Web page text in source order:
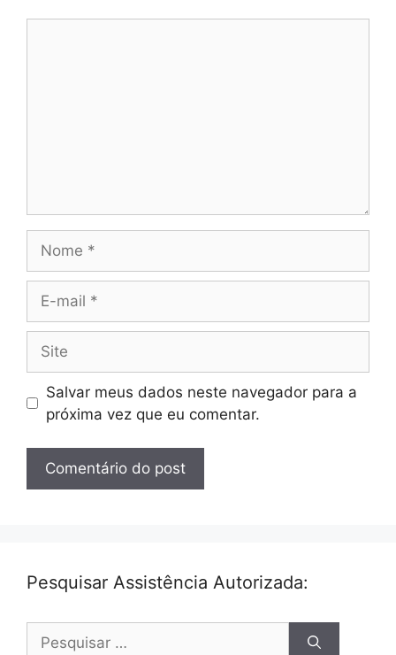
mail
Salvar meus dados neste navegador para a
próxima vez que eu comentar.
Pesquisar Assistência Autorizada:
Pesquisar